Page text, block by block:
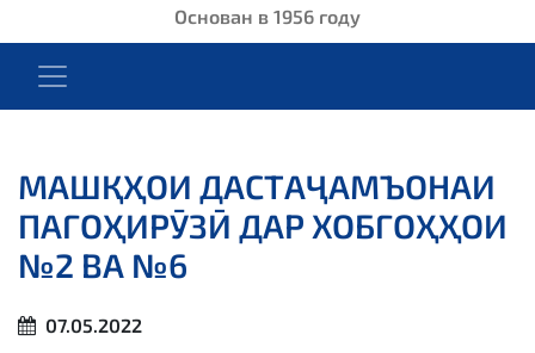
Основан в 1956 году
МАШҚҲОИ ДАСТАҶАМЪОНАИ
ПАГОҲИРӮЗӢ ДАР ХОБГОҲҲОИ
№2 ВА №6
07.05.2022